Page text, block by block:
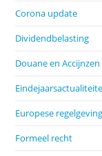
Corona update
Dividendbelasting
Douane en Accijnzen
Europese regelgeving
Formeel recht